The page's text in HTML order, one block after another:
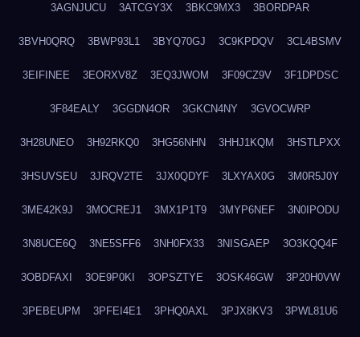
3AGNJUCU 3ATCGY3X 3BKC9MX3 3BORDPAR
3BVH0QRQ 3BWP93L1 3BYQ70GJ 3C9KPDQV 3CL4BSMV
3EIFINEE 3EORXV8Z 3EQ3JWOM 3F09CZ9V 3F1DPDSC
3F84EALY 3GGDN4OR 3GKCN4NY 3GVOCWRP
3H28UNEO 3H92RKQ0 3HG56NHN 3HHJ1KQM 3HSTLPXX
3HSUVSEU 3JRQV2TE 3JX0QDYF 3LXYAX0G 3M0R5J0Y
3ME42K9J 3MOCREJ1 3MX1P1T9 3MYP6NEF 3N0IPODU
3N8UCE6Q 3NE5SFF6 3NH0FX33 3NISGAEP 3O3KQQ4F
3OBDFAXI 3OE9P0KI 3OPSZTYE 3OSK46GW 3P20H0VW
3PEBEUPM 3PFEI4E1 3PHQ0AXL 3PJX8KV3 3PWL81U6